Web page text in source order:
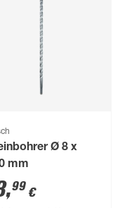
Ø 8 x
mm
,99 €